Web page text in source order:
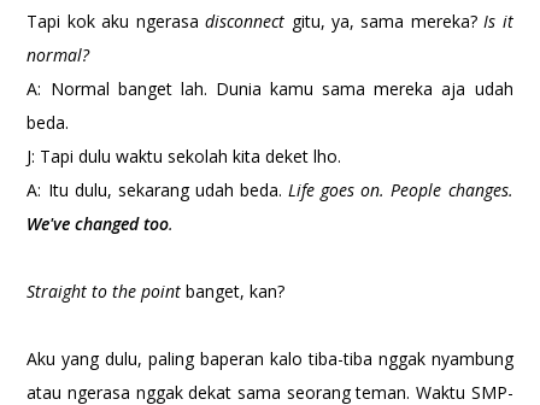
Tapi kok aku ngerasadisconnect gitu, ya, sama mereka? Is it
normal?
A: Normal banget lah. Dunia kamu sama mereka aja udah
beda.
J: Tapi dulu waktu sekolah kita deket lho.
A: Itu dulu, sekarang udah beda. Life goes on. People changes.
We've changed too.
Straight to the point banget, kan?
Aku yang dulu, paling baperan kalo tiba-tiba nggak nyambung
atau ngerasa nggak dekat sama seorang teman. Waktu SMP-